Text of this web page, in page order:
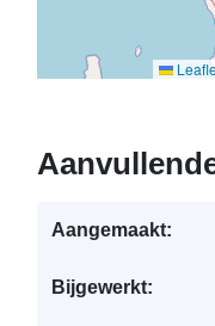
Aangemaakt:
Bijgewerkt: